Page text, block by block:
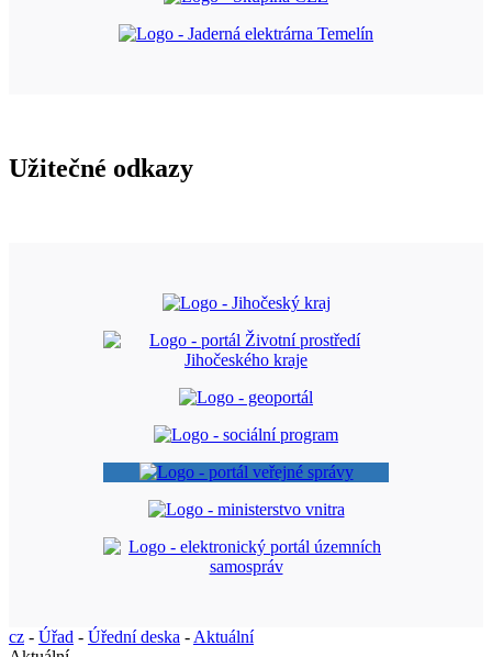
Užitečné odkazy
cz - Úřad - Úřední deska - Aktuální